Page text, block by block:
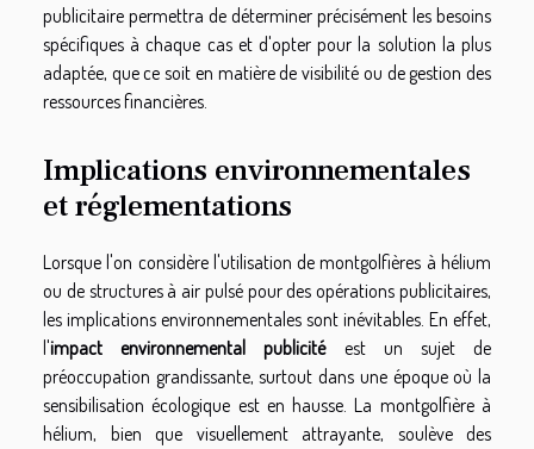
publicitaire permettra de déterminer précisément les besoins
spécifiques à chaque cas et d'opter pour la solution la plus
adaptée, que ce soit en matière de visibilité ou de gestion des
ressources financières.
Implications environnementales
et réglementations
Lorsque l'on considère l'utilisation de montgolfières à hélium
ou de structures à air pulsé pour des opérations publicitaires,
les implications environnementales sont inévitables. En effet,
l'impact environnemental publicitéest un sujet de
préoccupation grandissante, surtout dans une époque où la
sensibilisation écologique est en hausse. La montgolfière à
hélium, bien que visuellement attrayante, soulève des